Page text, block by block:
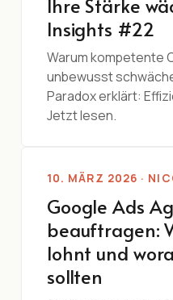
Ihre Stärke
Insights #22
Warum kompetente
unbewusst
Paradox erklärt:
Jetzt lesen.
10. MÄRZ 2026 ·
Google Ads
beauftragen:
lohnt und
sollten